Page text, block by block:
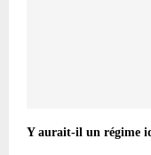
Y aurait-il un régime